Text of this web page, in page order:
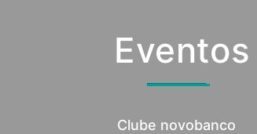
Eventos
Clube novobanco